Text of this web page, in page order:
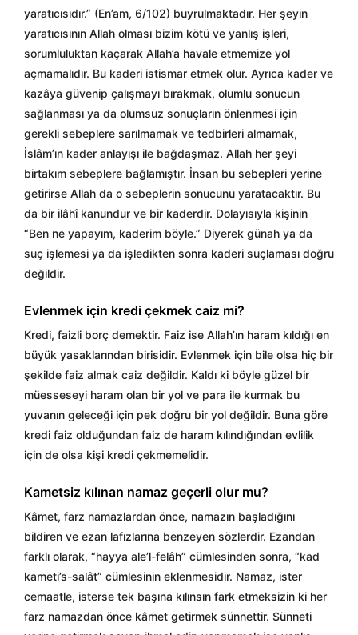
yaratıcısıdır.” (En’am, 6/102) buyrulmaktadır. Her şeyin
yaratıcısının Allah olması bizim kötü ve yanlış işleri,
sorumluluktan kaçarak Allah’a havale etmemize yol
açmamalıdır. Bu kaderi istismar etmek olur. Ayrıca kader ve
kazâya güvenip çalışmayı bırakmak, olumlu sonucun
sağlanması ya da olumsuz sonuçların önlenmesi için
gerekli sebeplere sarılmamak ve tedbirleri almamak,
İslâm’ın kader anlayışı ile bağdaşmaz. Allah her şeyi
birtakım sebeplere bağlamıştır. İnsan bu sebepleri yerine
getirirse Allah da o sebeplerin sonucunu yaratacaktır. Bu
da bir ilâhî kanundur ve bir kaderdir. Dolayısıyla kişinin
“Ben ne yapayım, kaderim böyle.” Diyerek günah ya da
suç işlemesi ya da işledikten sonra kaderi suçlaması doğru
değildir.
Evlenmek için kredi çekmek caiz mi?
Kredi, faizli borç demektir. Faiz ise Allah’ın haram kıldığı en
büyük yasaklarından birisidir. Evlenmek için bile olsa hiç bir
şekilde faiz almak caiz değildir. Kaldı ki böyle güzel bir
müesseseyi haram olan bir yol ve para ile kurmak bu
yuvanın geleceği için pek doğru bir yol değildir. Buna göre
kredi faiz olduğundan faiz de haram kılındığından evlilik
için de olsa kişi kredi çekmemelidir.
Kametsiz kılınan namaz geçerli olur mu?
Kâmet, farz namazlardan önce, namazın başladığını
bildiren ve ezan lafızlarına benzeyen sözlerdir. Ezandan
farklı olarak, “hayya ale’l-felâh” cümlesinden sonra, “kad
kameti’s-salât” cümlesinin eklenmesidir. Namaz, ister
cemaatle, isterse tek başına kılınsın fark etmeksizin ki her
farz namazdan önce kâmet getirmek sünnettir. Sünneti